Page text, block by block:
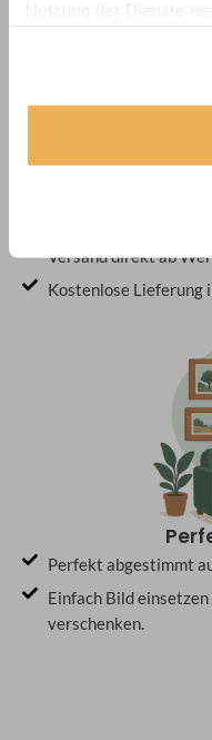
Versand direkt ab
Kostenlose Lieferung
Perfekt abgestimmt
Einfach Bild
verschenken.